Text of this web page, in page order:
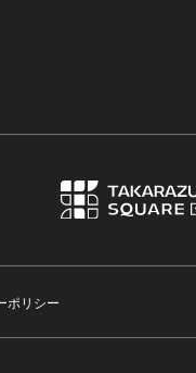
ポリシー